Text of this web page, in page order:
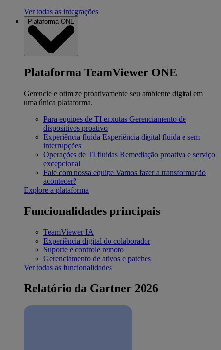
Ver todas as integrações
Plataforma ONE
Plataforma TeamViewer ONE
Gerencie e otimize proativamente seu ambiente digital em
uma única plataforma.
Para equipes de TI enxutas Gerenciamento de
dispositivos proativo
Experiência fluida Experiência digital fluida e sem
interrupções
Operações de TI fluidas Remediação proativa e serviço
excepcional
Fale com nossa equipe Vamos fazer a transformação
acontecer?
Explore a plataforma
Funcionalidades principais
TeamViewer IA
Experiência digital do colaborador
Suporte e controle remoto
Gerenciamento de ativos e patches
Ver todas as funcionalidades
Relatório da Gartner 2026